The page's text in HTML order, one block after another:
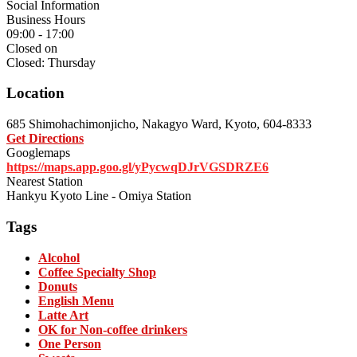
Social Information
Business Hours
09:00 - 17:00
Closed on
Closed: Thursday
Location
685 Shimohachimonjicho, Nakagyo Ward, Kyoto, 604-8333
Get Directions
Googlemaps
https://maps.app.goo.gl/yPycwqDJrVGSDRZE6
Nearest Station
Hankyu Kyoto Line - Omiya Station
Tags
Alcohol
Coffee Specialty Shop
Donuts
English Menu
Latte Art
OK for Non-coffee drinkers
One Person